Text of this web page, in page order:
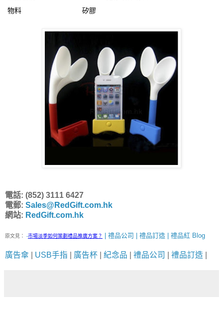
物料
矽膠
電話: (852) 3111 6427
電郵: Sales@RedGift.com.hk
網站: RedGift.com.hk
原文見： -市場淡季如何策劃禮品推廣方案？ | 禮品公司 | 禮品訂造 | 禮品紅 Blog
廣告傘 USB手指 廣告杯 紀念品 禮品公司 禮品訂造